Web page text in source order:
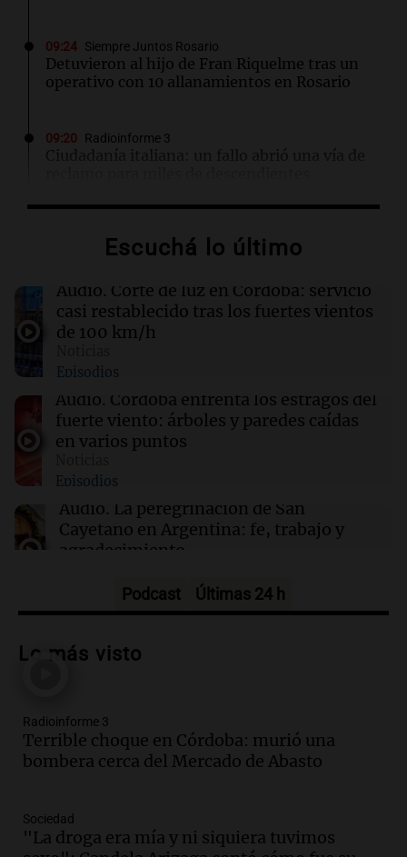
09:24 Siempre Juntos Rosario
Detuvieron al hijo de Fran Riquelme tras un
operativo con 10 allanamientos en Rosario
09:20 Radioinforme 3
Ciudadanía italiana: un fallo abrió una vía de
La búsqueda del amor y la libertad en "La
09:04 Libros
Un amigo gratis: la búsqueda de la aceptación
09:04 River Plate
River se enfrenta a Tigre en un duelo crucial
para el futuro de Coudet
Escuchá lo último
Audio. Corte de luz en Córdoba: servicio
casi restablecido tras los fuertes vientos
de 100 km/h
Episodios
Audio. Córdoba enfrenta los estragos del
fuerte viento: árboles y paredes caídas
en varios puntos
Episodios
Audio. La peregrinación de San
Cayetano en Argentina: fe, trabajo y
agradecimiento
Audio.Detuvieron al hijo de Fran
allanamientos en Rosario
Audio.
anticipa humilidad en el Santuario de
San Cayetano
Audio.El obispo de Buenos Aires
Podcast Últimas 24 h
Lo más visto
Radioinforme 3
Terrible choque en Córdoba: murió una
bombera cerca del Mercado de Abasto
Sociedad
"La droga era mía y ni siquiera tuvimos